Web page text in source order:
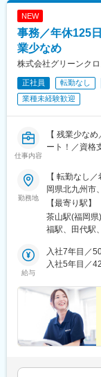
土曜日に交代
■やりがい
機械は一度納
付き合いにな
茶飯事です。
■入社後
まずは先輩の
■資格取得に
許の取得が
る費用は会社
変更の範囲：
■業務内容：
施工管理エン
発電所の点検
発電所を支
す。
・工事計画
・電力会社と
※ご自身で工
★やりがい★
・電気という
・点検工事完
・社会に必要
■教育体制（
社内教育シス
◎その後：先
◎半年～：先
■当社の特徴／
・高温高圧対
・高い品質基
NEW
事務／年休125
業少なめ
株式会社グリーンク
正社員 転勤なし
業種未経験歓迎
仕事内容
【 残業少な
ート！／資格
勤務地
【 転勤なし
岡県北九州市
賀市、佐賀
熊本県熊本市
宮崎市、鹿児
広島県広島市
取県境港市、
市市、静岡県
大阪市、大阪
市、京都府
喜市、埼玉県
千葉県千葉市
【最寄り駅】
茶山駅(福岡
福駅、田代駅
西駅、新山口
山・おかでん
県)、阿倉川
センター駅、
宮駅、鉄道博
本千葉駅、南
駅、木太東口
給与
入社7年目／
入社5年目／